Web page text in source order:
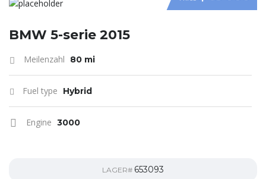
VIDEO
BMW 5-serie 2015
Meilenzahl 80 mi
Fuel type Hybrid
Engine 3000
LAGER# 653093